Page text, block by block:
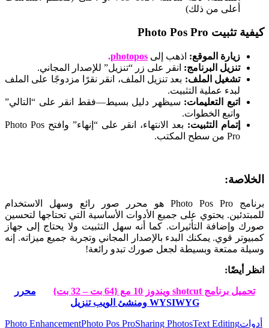
أعلى من ذلك)
كيفية تثبيت Photo Pos Pro
زيارة الموقع: اذهب إلى photopos
.
تنزيل البرنامج: انقر على زر “تنزيل” للإصدار المجاني.
تشغيل الملف: بعد تنزيل الملف، انقر نقرًا مزدوجًا على الملف
لبدء عملية التثبيت.
اتبع التعليمات: سيظهر دليل بسيط—فقط انقر على “التالي”
واتبع الخطوات.
إتمام التثبيت:
بعد الانتهاء، انقر على “إنهاء” وافتح Photo Pos
Pro من سطح المكتب.
الخلاصة:
برنامج Photo Pos Pro هو محرر صور رائع وسهل الاستخدام
للمبتدئين. يحتوي على جميع الأدوات الأساسية التي تحتاجها لتحسين
صورك وإضافة التأثيرات. كما أنه سهل التثبيت ولا يحتاج إلى جهاز
كمبيوتر قوي. يمكنك البدء بالإصدار المجاني وتجربة جميع ميزاته. إنه
وسيلة ممتعة وبسيطة لجعل صورك تبدو رائعة!
انظر أيضًا:
تحميل برنامج shotcut ويندوز 10 مع {64 بت – 32 بت}
محرر
WYSIWYG ومنشئ الويب تنزيل
Tags:
Photo EnhancementPhoto Pos ProSharing PhotosText Editingأدوات